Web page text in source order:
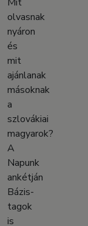
olvasnak
nyáron
és
mit
ajánlanak
másoknak
a
szlovákiai
magyarok?
A
Napunk
ankétján
Bázis-
tagok
is